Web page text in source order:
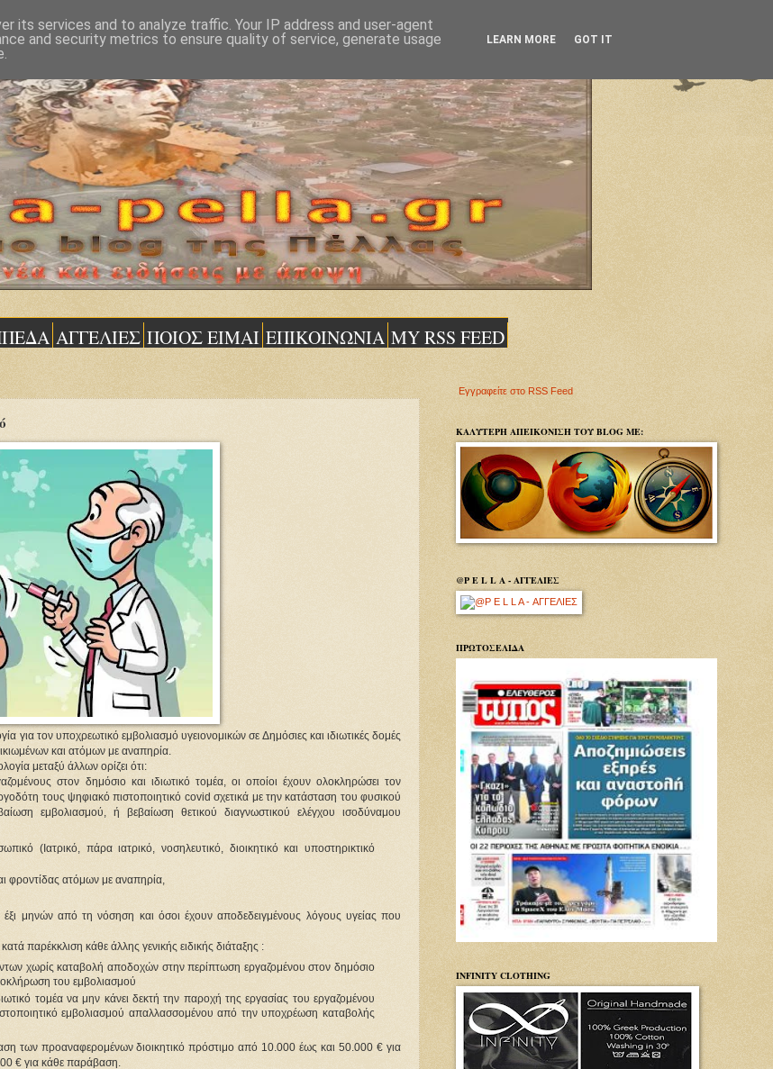
ΑΓΓΕΛΙΕΣ ΠΟΙΟΣ ΕΙΜΑΙ ΕΠΙΚΟΙΝΩΝΙΑ MY RSS FEED
για τον υποχρεωτικό εμβολιασμό υγειονομικών σε Δημόσιες και ιδιωτικές δομές
και ατόμων με αναπηρία.
μεταξύ άλλων ορίζει ότι:
στον δημόσιο και ιδιωτικό τομέα, οι οποίοι έχουν ολοκληρώσει τον
τους ψηφιακό πιστοποιητικό covid σχετικά με την κατάσταση του φυσικού
εμβολιασμού, ή βεβαίωση θετικού διαγνωστικού ελέγχου ισοδύναμου
(Ιατρικό, πάρα ιατρικό, νοσηλευτικό, διοικητικό και υποστηρικτικό
φροντίδας ατόμων με αναπηρία,
μηνών από τη νόσηση και όσοι έχουν αποδεδειγμένους λόγους υγείας που
παρέκκλιση κάθε άλλης γενικής ειδικής διάταξης :
χωρίς καταβολή αποδοχών στην περίπτωση εργαζομένου στον δημόσιο
του εμβολιασμού
τομέα να μην κάνει δεκτή την παροχή της εργασίας του εργαζομένου
εμβολιασμού απαλλασσομένου από την υποχρέωση καταβολής
των προαναφερομένων διοικητικό πρόστιμο από 10.000 έως και 50.000 € για
€ για κάθε παράβαση.
Εγγραφείτε στο RSS Feed
ΚΑΛΥΤΕΡΗ ΑΠΕΙΚΟΝΙΣΗ ΤΟΥ BLOG ΜΕ:
@P E L L A - ΑΓΓΕΛΙΕΣ
ΠΡΩΤΟΣΕΛΙΔΑ
INFINITY CLOTHING
its services and to analyze traffic. Your IP address and user-agent
and security metrics to ensure quality of service, generate usage
LEARN MORE GOT IT